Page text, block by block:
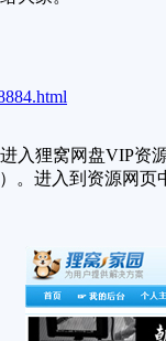
狸窝网盘VIP资
。进入到资源网